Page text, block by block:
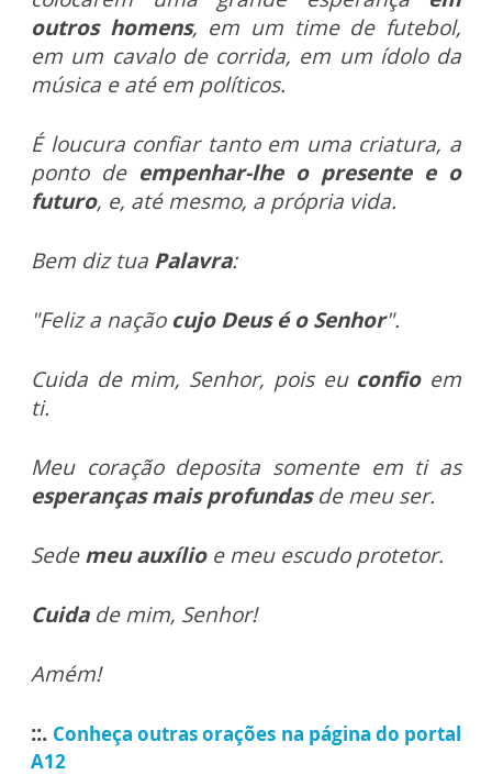
outros homens, em um time de futebol,
em um cavalo de corrida, em um ídolo da
música e até em políticos.
É loucura confiar tanto em uma criatura, a
ponto de empenhar-lhe o presente e o
futuro, e, até mesmo, a própria vida.
Bem diz tua Palavra:
"Feliz a nação cujo Deus é o Senhor".
Cuida de mim, Senhor, pois eu confioem
ti.
Meu coração deposita somente em ti as
esperanças mais profundasde meu ser.
Sedemeu auxílioe meu escudo protetor.
Cuidade mim, Senhor!
Amém!
::. Conheça outras orações na página do portal
A12